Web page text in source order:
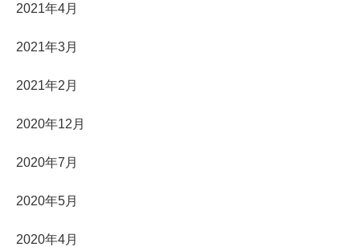
2021年4月
2021年3月
2021年2月
2020年12月
2020年7月
2020年5月
2020年4月